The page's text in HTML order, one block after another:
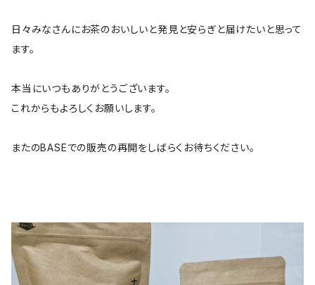
日々みなさんにお茶のおいしいと発見と安らぎと届けたいと思って
ます。
本当にいつもありがとうございます。
これからもよろしくお願いします。
またのBASEでの販売の再開をしばらくお待ちください。